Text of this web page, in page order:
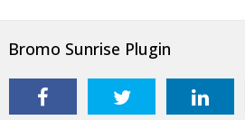
Bromo Sunrise Plugin